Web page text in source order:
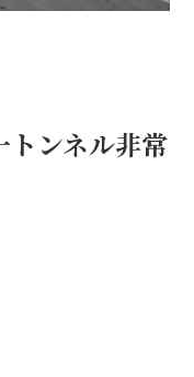
ンネル非常